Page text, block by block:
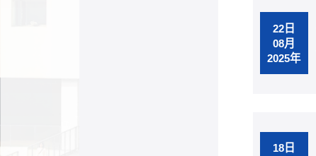
22日
08月
2025年
18日